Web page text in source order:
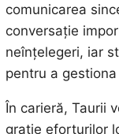
comunicarea
conversație
neînțelegeri, iar
pentru a
În carieră, Taurii
grație eforturilor